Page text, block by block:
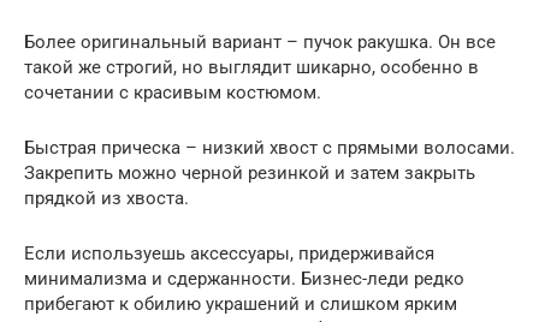
Более оригинальный вариант – пучок ракушка. Он все
такой же строгий, но выглядит шикарно, особенно в
сочетании с красивым костюмом.
Быстрая прическа – низкий хвост с прямыми волосами.
Закрепить можно черной резинкой и затем закрыть
прядкой из хвоста.
Если используешь аксессуары, придерживайся
минимализма и сдержанности. Бизнес-леди редко
прибегают к обилию украшений и слишком ярким